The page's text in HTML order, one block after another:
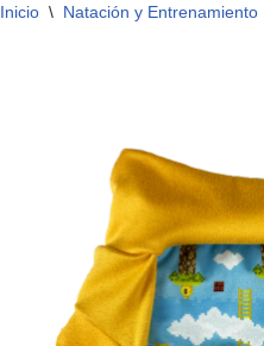
Inicio \ Natación y Entrenamiento